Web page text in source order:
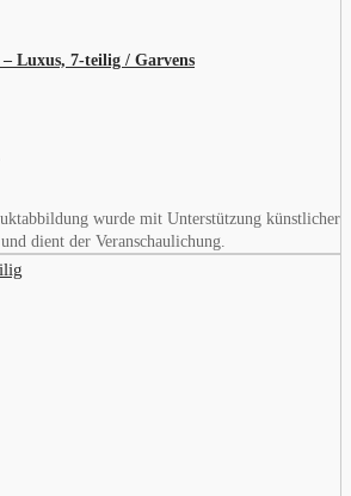
Luxus, 7-teilig / Garvens
wurde mit Unterstützung künstlicher
dient der Veranschaulichung.